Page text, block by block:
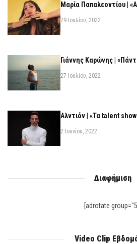
Μαρία Παπαλεοντίου |
29 Ιουλίου, 2022
Γιάννης Καρώνης |
27 Ιουλίου, 2022
Αλντιόν | «Τα talent
2 Ιουνίου, 2022
Διαφήμιση
[adrotate
Video Clip